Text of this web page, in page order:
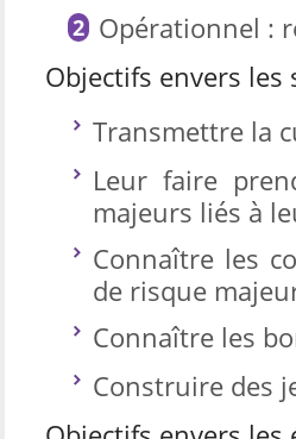
Opérationnel :
Objectifs envers les
Transmettre la
Leur faire
majeurs liés à
Connaître les
de risque
Connaître les
Construire des